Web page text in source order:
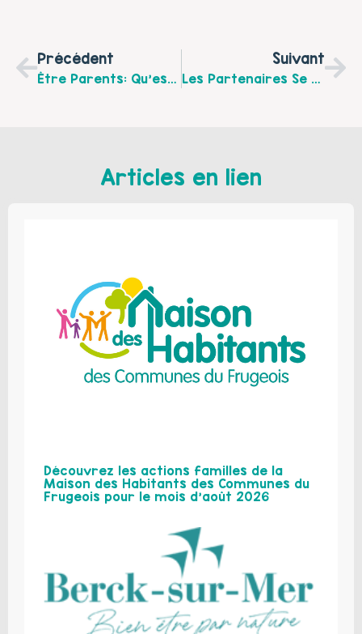
Précédent
Être Parents: Qu’est-Ce Que C’est? Spectacle « D’un Monde À L’autre » Par La Cie Atmosphère Théâtre, Le Jeudi 30 Novembre À 19h30 À L’espace Culturel Robert Hossein De Merville
Suivant
Les Partenaires Se Mobilisent Contre Les Violences Au Sein Du Couple Et De La Famille « Osez En Parler » Des Mots Sur Des Maux
Articles en lien
Découvrez les actions familles de la
Maison des Habitants des Communes du
Frugeois pour le mois d’août 2026